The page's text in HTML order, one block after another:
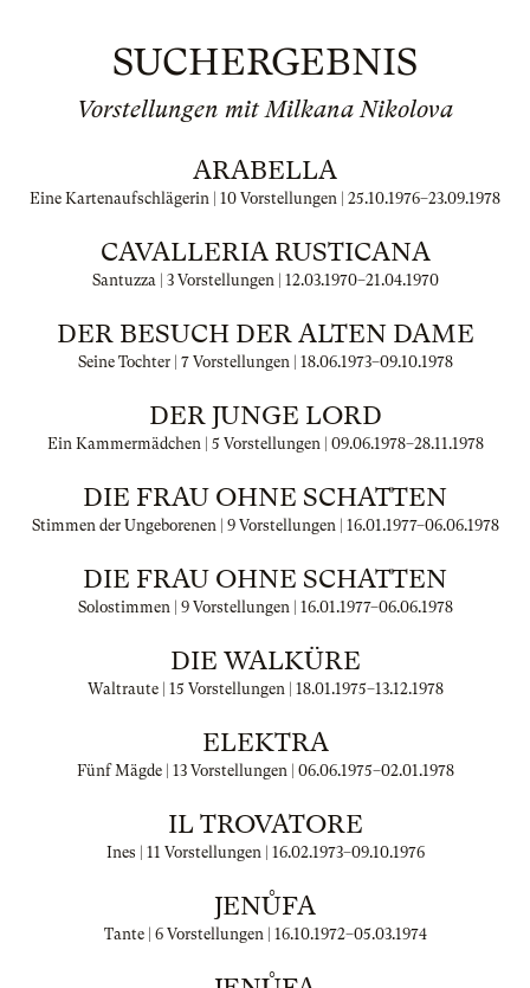
SUCHERGEBNIS
Vorstellungen mit Milkana Nikolova
ARABELLA
Eine Kartenaufschlägerin | 10 Vorstellungen | 25.10.1976–23.09.1978
CAVALLERIA RUSTICANA
Santuzza | 3 Vorstellungen | 12.03.1970–21.04.1970
DER BESUCH DER ALTEN DAME
Seine Tochter | 7 Vorstellungen | 18.06.1973–09.10.1978
DER JUNGE LORD
Ein Kammermädchen | 5 Vorstellungen | 09.06.1978–28.11.1978
DIE FRAU OHNE SCHATTEN
Stimmen der Ungeborenen | 9 Vorstellungen | 16.01.1977–06.06.1978
DIE FRAU OHNE SCHATTEN
Solostimmen | 9 Vorstellungen | 16.01.1977–06.06.1978
DIE WALKÜRE
Waltraute | 15 Vorstellungen | 18.01.1975–13.12.1978
ELEKTRA
Fünf Mägde | 13 Vorstellungen | 06.06.1975–02.01.1978
IL TROVATORE
Ines | 11 Vorstellungen | 16.02.1973–09.10.1976
JENŮFA
Tante | 6 Vorstellungen | 16.10.1972–05.03.1974